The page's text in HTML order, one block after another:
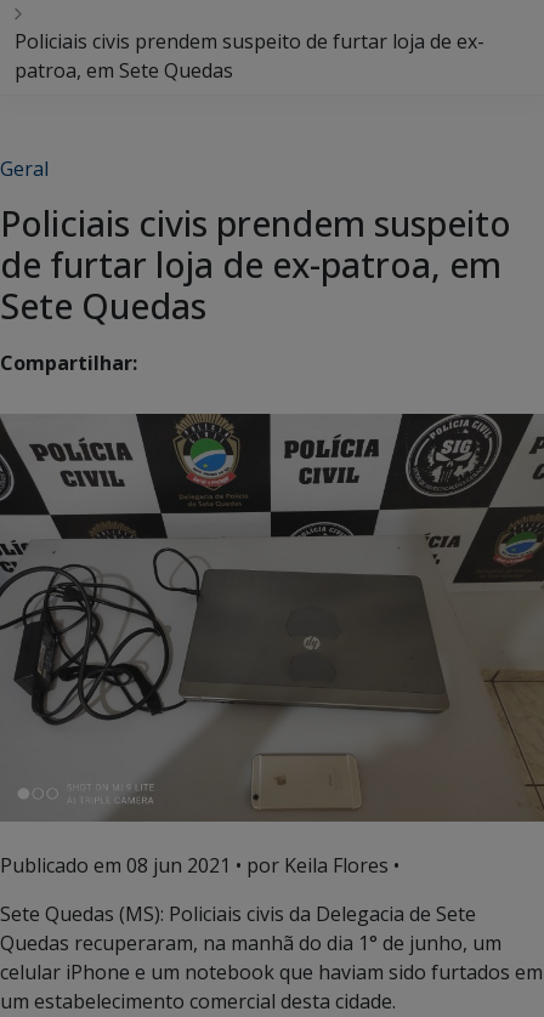
Policiais civis prendem suspeito de furtar loja de ex-
patroa, em Sete Quedas
Geral
Policiais civis prendem suspeito
de furtar loja de ex-patroa, em
Sete Quedas
Compartilhar:
Publicado em 08 jun 2021 • por Keila Flores •
Sete Quedas (MS): Policiais civis da Delegacia de Sete
Quedas recuperaram, na manhã do dia 1° de junho, um
celular iPhone e um notebook que haviam sido furtados em
um estabelecimento comercial desta cidade.